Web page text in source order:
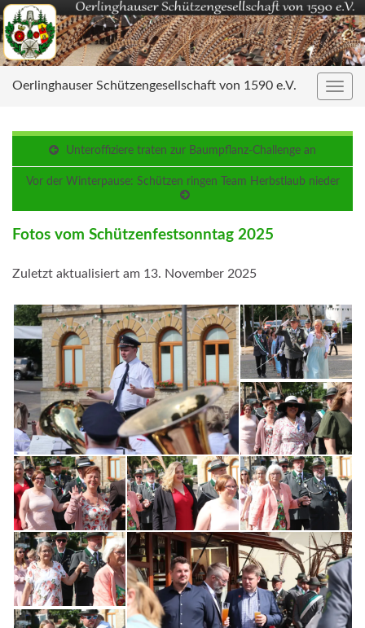
Oerlinghauser Schützengesellschaft von 1590 e.V.
Unteroffiziere traten zur Baumpflanz-Challenge an
Vor der Winterpause: Schützen ringen Team Herbstlaub nieder
Fotos vom Schützenfestsonntag 2025
Zuletzt aktualisiert am 13. November 2025